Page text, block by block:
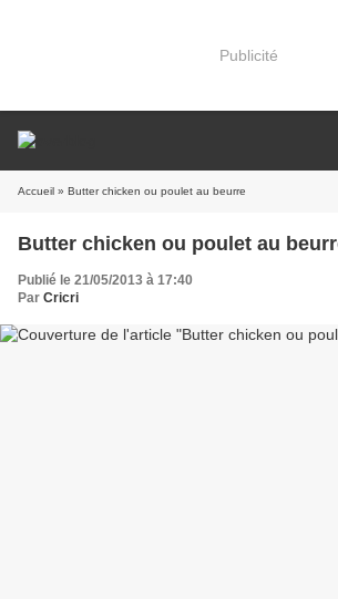
Publicité
Accueil » Butter chicken ou poulet au beurre
Butter chicken ou poulet au
Publié le 21/05/2013 à 17:40
Par Cricri